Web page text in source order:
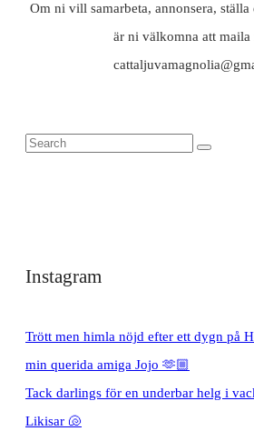
Om ni vill samarbeta, annonsera, ställa
är ni välkomna att maila
Instagram
Trött men himla nöjd efter ett dygn på
min querida amiga Jojo 🫶🏼
Tack darlings för en underbar helg i
Likisar 🐚